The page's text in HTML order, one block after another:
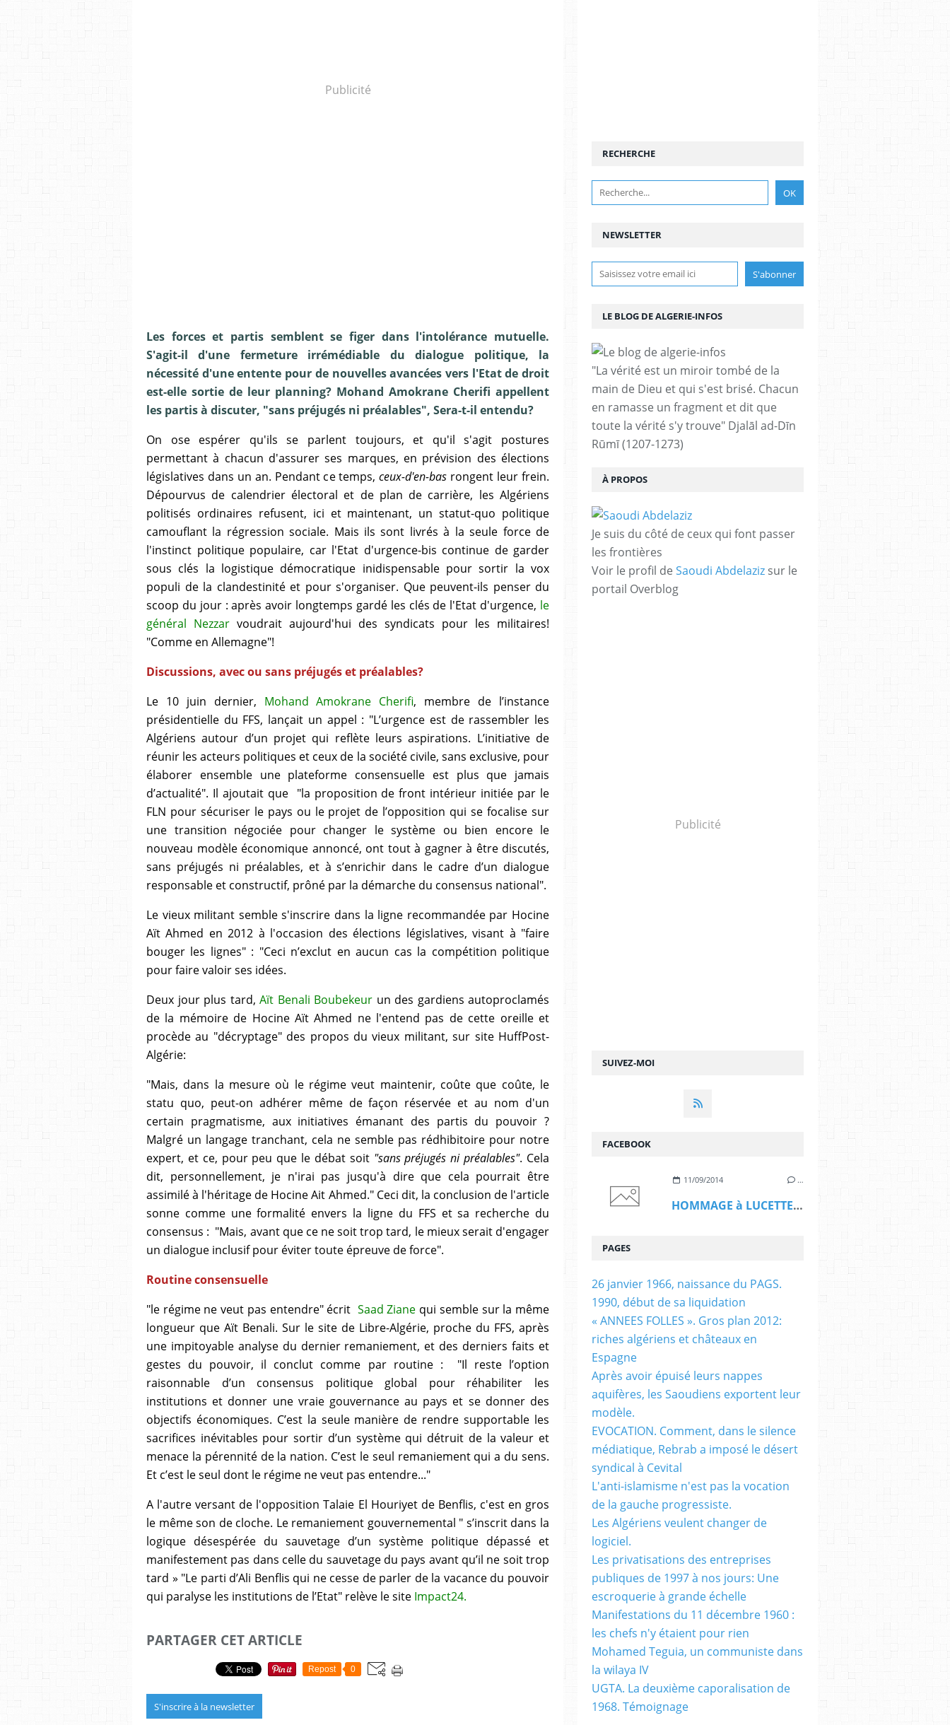
Publicité
Les forces et partis semblent se figer dans l'intolérance mutuelle.
S'agit-il d'une fermeture irrémédiable du dialogue politique, la
nécessité d'une entente pour de nouvelles avancées vers l'Etat de droit
est-elle sortie de leur planning? Mohand Amokrane Cherifi appellent
les partis à discuter, "sans préjugés ni préalables", Sera-t-il entendu?
On ose espérer qu'ils se parlent toujours, et qu'il s'agit postures
permettant à chacun d'assurer ses marques, en prévision des élections
législatives dans un an. Pendant ce temps,ceux-d'en-bas rongent leur frein.
Dépourvus de calendrier électoral et de plan de carrière, les Algériens
politisés ordinaires refusent, ici et maintenant, un statut-quo politique
camouflant la régression sociale. Mais ils sont livrés à la seule force de
l'instinct politique populaire, car l'Etat d'urgence-bis continue de garder
sous clés la logistique démocratique inidispensable pour sortir la vox
populi de la clandestinité et pour s'organiser. Que peuvent-ils penser du
scoop du jour : après avoir longtemps gardé les clés de l'Etat d'urgence, le
général Nezzar voudrait aujourd'hui des syndicats pour les militaires!
"Comme en Allemagne"!
Discussions, avec ou sans préjugés et préalables?
Le 10 juin dernier, Mohand Amokrane Cherifi, membre de l’instance
présidentielle du FFS, lançait un appel : "L’urgence est de rassembler les
Algériens autour d’un projet qui reflète leurs aspirations. L’initiative de
réunir les acteurs politiques et ceux de la société civile, sans exclusive, pour
élaborer ensemble une plateforme consensuelle est plus que jamais
d’actualité". Il ajoutait que "la proposition de front intérieur initiée par le
FLN pour sécuriser le pays ou le projet de l’opposition qui se focalise sur
une transition négociée pour changer le système ou bien encore le
nouveau modèle économique annoncé, ont tout à gagner à être discutés,
sans préjugés ni préalables, et à s’enrichir dans le cadre d’un dialogue
responsable et constructif, prôné par la démarche du consensus national".
Le vieux militant semble s'inscrire dans la ligne recommandée par Hocine
Aït Ahmed en 2012 à l'occasion des élections législatives, visant à "faire
bouger les lignes" : "Ceci n’exclut en aucun cas la compétition politique
pour faire valoir ses idées.
Deux jour plus tard, Aït Benali Boubekeur un des gardiens autoproclamés
de la mémoire de Hocine Aït Ahmed ne l'entend pas de cette oreille et
procède au "décryptage" des propos du vieux militant, sur site HuffPost-
Algérie:
"Mais, dans la mesure où le régime veut maintenir, coûte que coûte, le
statu quo, peut-on adhérer même de façon réservée et au nom d'un
certain pragmatisme, aux initiatives émanant des partis du pouvoir ?
Malgré un langage tranchant, cela ne semble pas rédhibitoire pour notre
expert, et ce, pour peu que le débat soit "sans préjugés ni préalables". Cela
dit, personnellement, je n'irai pas jusqu'à dire que cela pourrait être
assimilé à l'héritage de Hocine Ait Ahmed." Ceci dit, la conclusion de l'article
sonne comme une formalité envers la ligne du FFS et sa recherche du
consensus : "Mais, avant que ce ne soit trop tard, le mieux serait d'engager
un dialogue inclusif pour éviter toute épreuve de force".
Routine consensuelle
"le régime ne veut pas entendre" écrit Saad Ziane qui semble sur la même
longueur que Aït Benali. Sur le site de Libre-Algérie, proche du FFS, après
une impitoyable analyse du dernier remaniement, et des derniers faits et
gestes du pouvoir, il conclut comme par routine : "Il reste l’option
raisonnable d’un consensus politique global pour réhabiliter les
institutions et donner une vraie gouvernance au pays et se donner des
objectifs économiques. C’est la seule manière de rendre supportable les
sacrifices inévitables pour sortir d’un système qui détruit de la valeur et
menace la pérennité de la nation. C’est le seul remaniement qui a du sens.
Et c’est le seul dont le régime ne veut pas entendre..."
A l'autre versant de l'opposition Talaie El Houriyet de Benflis, c'est en gros
le même son de cloche. Le remaniement gouvernemental " s’inscrit dans la
logique désespérée du sauvetage d’un système politique dépassé et
manifestement pas dans celle du sauvetage du pays avant qu’il ne soit trop
tard » "Le parti d’Ali Benflis qui ne cesse de parler de la vacance du pouvoir
qui paralyse les institutions de l’Etat" relève le site Impact24.
PARTAGER CET ARTICLE
Repost 0
S'inscrire à la newsletter
NEWSLETTER
SUIVEZ-MOI
RECHERCHE
LE BLOG DE ALGERIE-INFOS
"La vérité est un miroir tombé de la
main de Dieu et qui s'est brisé. Chacun
en ramasse un fragment et dit que
toute la vérité s'y trouve" Djalāl ad-Dīn
Rūmī (1207-1273)
À PROPOS
Je suis du côté de ceux qui font passer
les frontières
Voir le profil de Saoudi Abdelaziz sur le
portail Overblog
Publicité
FACEBOOK
11/09/2014 …
HOMMAGE à LUCETTE HADJ ALI
PAGES
26 janvier 1966, naissance du PAGS.
1990, début de sa liquidation
« ANNEES FOLLES ». Gros plan 2012:
riches algériens et châteaux en
Espagne
Après avoir épuisé leurs nappes
aquifères, les Saoudiens exportent leur
modèle.
EVOCATION. Comment, dans le silence
médiatique, Rebrab a imposé le désert
syndical à Cevital
L'anti-islamisme n'est pas la vocation
de la gauche progressiste.
Les Algériens veulent changer de
logiciel.
Les privatisations des entreprises
publiques de 1997 à nos jours: Une
escroquerie à grande échelle
Manifestations du 11 décembre 1960 :
les chefs n'y étaient pour rien
Mohamed Teguia, un communiste dans
la wilaya IV
UGTA. La deuxième caporalisation de
1968. Témoignage